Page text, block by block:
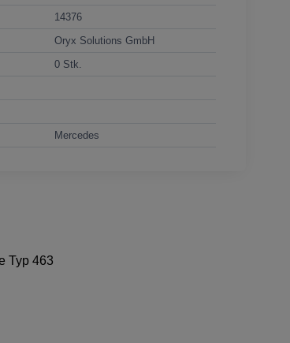
14376
Oryx Solutions GmbH
0 Stk.
Mercedes
Typ 463